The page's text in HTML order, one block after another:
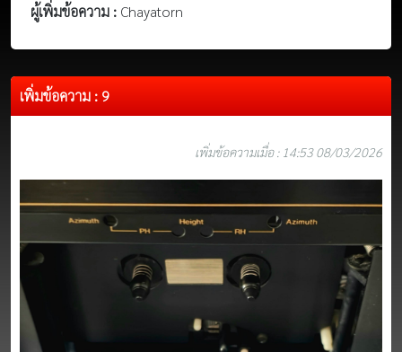
ผู้เพิ่มข้อความ : Chayatorn
เพิ่มข้อความ : 9
เพิ่มข้อความเมื่อ : 14:53 08/03/2026